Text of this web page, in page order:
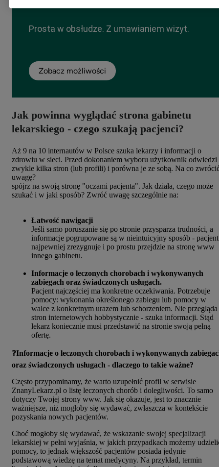
Prosta w obsłudze. Z umawianiem wizyt.
Zobacz możliwości
Jak powinna wyglądać strona gabinetu
lekarskiego - czego szukają pacjenci?
Aż 9 na 10 internautów w Polsce szuka lekarzy i informacji o
zdrowiu w sieci. Przed dokonaniem wyboru użytkownik odwiedzi
zwykle kilka stron (lub profili) i porówna je ze sobą. Na co
uwagę?
spójrz na swoją stronę "oczami pacjenta". Jak działa, czego może
szukać i w jaki sposób? Zwróć uwagę szczególnie na:
Łatwość nawigacji
Jeśli samo poruszanie się po stronie przysparza trudności, a
informacje pogrupowane są w nieintuicyjny sposób - pacjent
najpewniej zrezygnuje i po prostu przejdzie na stronę www
innego gabinetu.
Informacje o leczonych chorobach i wykonywanych
zabiegach oraz świadczonych usługach.
Pacjent najczęściej ma konkretne oczekiwania. Potrzebuje
pomocy: wykonania określonego zabiegu lub pomocy w
walce z konkretnym urazem lub schorzeniem. Nie przegląda
stron internetowych hobbystycznie - szuka informacji. Stąd
lekarz koniecznie musi przedstawić na stronie swoją pełną
ofertę.
❓Informacje o leczonych chorobach i wykonywanych
oraz świadczonych usługach - dlaczego to takie ważne?
Często przypominamy, że warto uzupełnić profil w serwisie
ZnanyLekarz.pl o listę leczonych chorób i dolegliwości. To samo
dotyczy Twojej strony www. Jak się okazuje, jest to znacznie
ważniejsze, niż mogłoby się wydawać, zwłaszcza w kontekście
pozyskania nowych pacjentów.
Choć mogłoby się wydawać, że wskazanie swojej specjalizacji
lekarskiej w pełni wyjaśnia, w jakich przypadkach możemy
pomocy, to jednak większość pacjentów posiada jedynie
podstawową wiedzę na temat medycyny. Na przykład, termin